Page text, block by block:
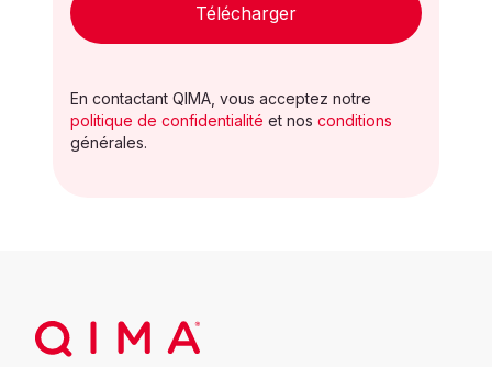
Télécharger
En contactant QIMA, vous acceptez notre
politique de confidentialité et nos conditions
générales.